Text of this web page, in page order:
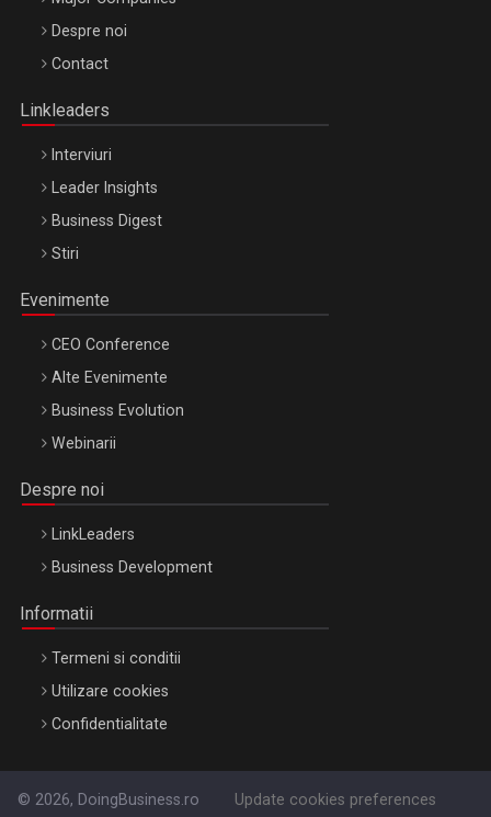
Be Inspired. Make it Happen!, ARTEMIS LETO, ORADEA, 8
Octombrie
Despre noi
Contact
Linkleaders
Interviuri
Leader Insights
Business Digest
Stiri
Evenimente
CEO Conference
Alte Evenimente
Business Evolution
Webinarii
Despre noi
LinkLeaders
Business Development
Informatii
Termeni si conditii
Utilizare cookies
Confidentialitate
© 2026, DoingBusiness.ro Update cookies preferences